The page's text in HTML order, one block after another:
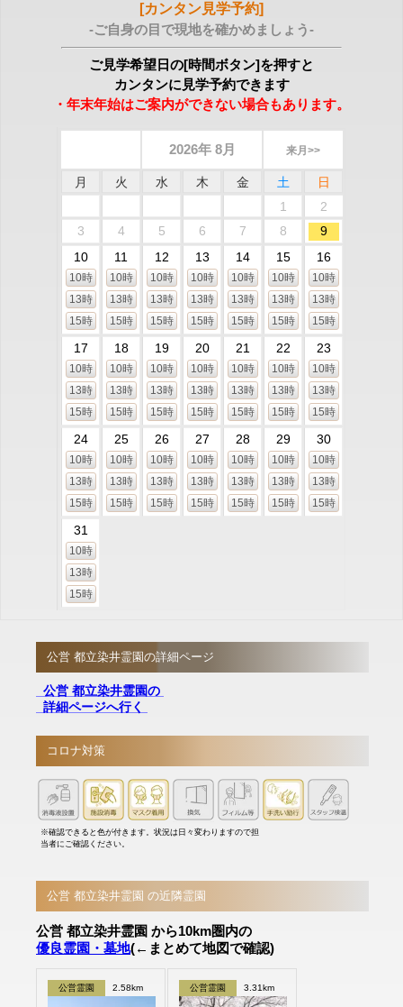
[カンタン見学予約]
-ご自身の目で現地を確かめましょう-
ご見学希望日の[時間ボタン]を押すと
カンタンに見学予約できます
・年末年始はご案内ができない場合もあります。
2026年 8月 来月>>
月 火 水 木 金 土
日
1
2
3
4 5 6 7 8
9
10
10時
13時
15時
11
10時
13時
15時
12
10時
13時
15時
13
10時
13時
15時
14
10時
13時
15時
15
10時
13時
15時
16
10時
13時
15時
17
10時
13時
15時
18
10時
13時
15時
19
10時
13時
15時
20
10時
13時
15時
21
10時
13時
15時
22
10時
13時
15時
23
10時
13時
15時
24
10時
13時
15時
25
10時
13時
15時
26
10時
13時
15時
27
10時
13時
15時
28
10時
13時
15時
29
10時
13時
15時
30
10時
13時
15時
31
10時
13時
15時
公営 都立染井霊園の詳細ページ
公営 都立染井霊園の
詳細ページへ行く
コロナ対策
※確認できると色が付きます。状況は日々変わりますので担
当者にご確認ください。
公営 都立染井霊園 の近隣霊園
公営 都立染井霊園 から10km圏内の
優良霊園・墓地(←まとめて地図で確認)
公営霊園 2.58km 公営霊園 3.31km